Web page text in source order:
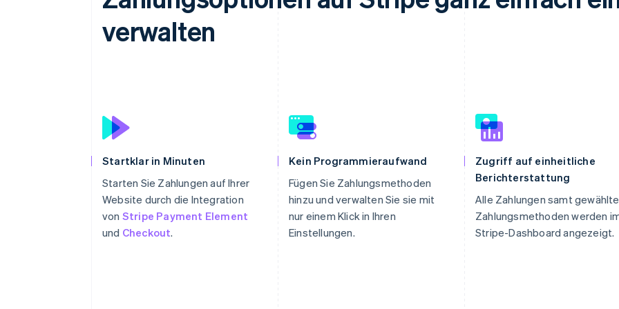
verwalten
Startklar in Minuten
Starten Sie Zahlungen auf Ihrer
Website durch die Integration
von Stripe Payment Element
und Checkout.
Kein Programmieraufwand
Fügen Sie Zahlungsmethoden
hinzu und verwalten Sie sie mit
nur einem Klick in Ihren
Einstellungen.
Zugriff auf einheitliche
Berichterstattung
Alle Zahlungen samt
Zahlungsmethoden werden
Stripe-Dashboard angezeigt.